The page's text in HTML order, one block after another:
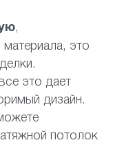
,
это
это дает
дизайн.
потолок